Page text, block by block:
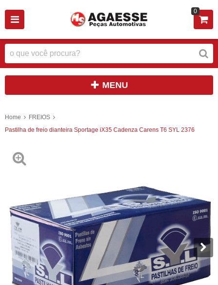
0
MENU
Home
FREIOS
Pastilha de freio dianteira Sportage iX35 Cadenza Carens T6 SYL 2376